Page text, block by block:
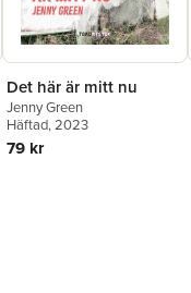
Det här är mitt nu
Jenny Green
Häftad, 2023
79 kr